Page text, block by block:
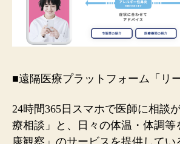
■遠隔医療プラットフォーム 「 リ
24時間365⽇スマホで医師に相談
療相談」と、日々の体温・体調等